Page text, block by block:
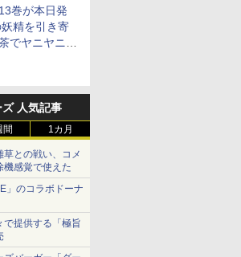
巻が本日発
精を引き寄
でヤニヤニき
人気記事
間 1カ月
草との戦い、コメ
感覚で使えた
」のコラボドーナ
で提供する「極旨